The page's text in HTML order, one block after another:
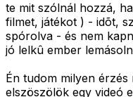
te mit szólnál hozzá,
filmet, játékot ) - idõt,
spórolva - és nem
jó lelkû ember
Én tudom milyen
elszöszölök egy videó